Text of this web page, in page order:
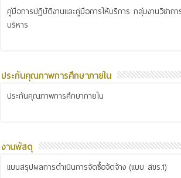
คู่มือการปฏิบัติงานและคู่มือการให้บริการ กลุ่มงานวิชาก
บริหาร
ประกันคุณภาพการศึกษาภายใน
ประกันคุณภาพการศึกษาภายใน
งานพัสดุ
แบบสรุปผลการดำเนินการจัดซื้อจัดจ้าง (แบบ สขร.1)